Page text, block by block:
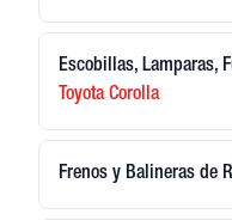
Escobillas, Lamparas,
ToyotaCorolla
Frenos y Balineras de